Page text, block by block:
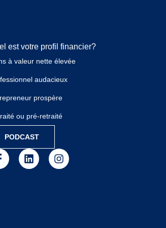
est votre profil financier?
à valeur nette élevée
audacieux
prospère
ou pré-retraité
PODCAST